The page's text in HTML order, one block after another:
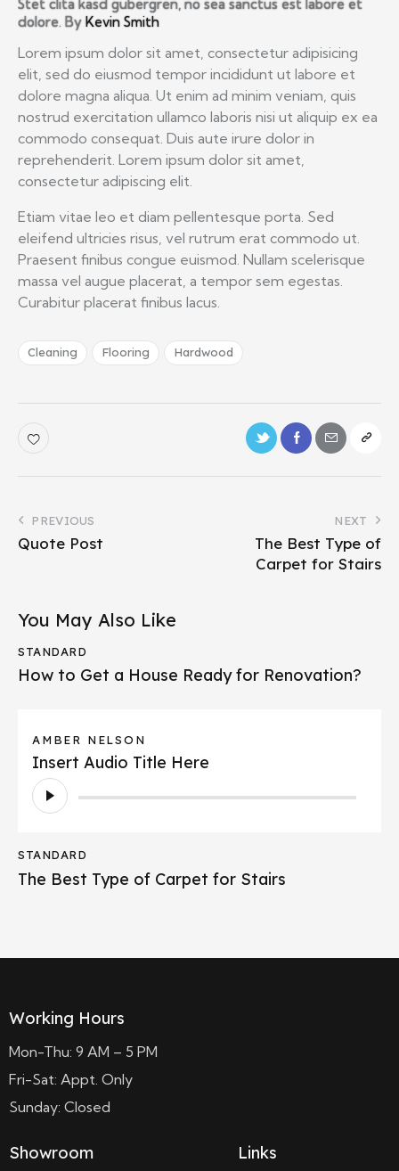
Stet clita kasd gubergren, no sea sanctus est labore et
dolore. By Kevin Smith
Lorem ipsum dolor sit amet, consectetur adipisicing
elit, sed do eiusmod tempor incididunt ut labore et
dolore magna aliqua. Ut enim ad minim veniam, quis
nostrud exercitation ullamco laboris nisi ut aliquip ex ea
commodo consequat. Duis aute irure dolor in
reprehenderit. Lorem ipsum dolor sit amet,
consectetur adipiscing elit.
Etiam vitae leo et diam pellentesque porta. Sed
eleifend ultricies risus, vel rutrum erat commodo ut.
Praesent finibus congue euismod. Nullam scelerisque
massa vel augue placerat, a tempor sem egestas.
Curabitur placerat finibus lacus.
Cleaning Flooring Hardwood
PREVIOUS
Quote Post
NEXT
The Best Type of
Carpet for Stairs
You May Also Like
STANDARD
How to Get a House Ready for Renovation?
AMBER NELSON
Insert Audio Title Here
Audio
Player
STANDARD
The Best Type of Carpet for Stairs
Working Hours
Mon-Thu: 9 AM – 5 PM
Fri-Sat: Appt. Only
Sunday: Closed
Showroom Links